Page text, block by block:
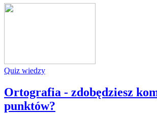
Quiz wiedzy
Ortografia - zdobędziesz
punktów?